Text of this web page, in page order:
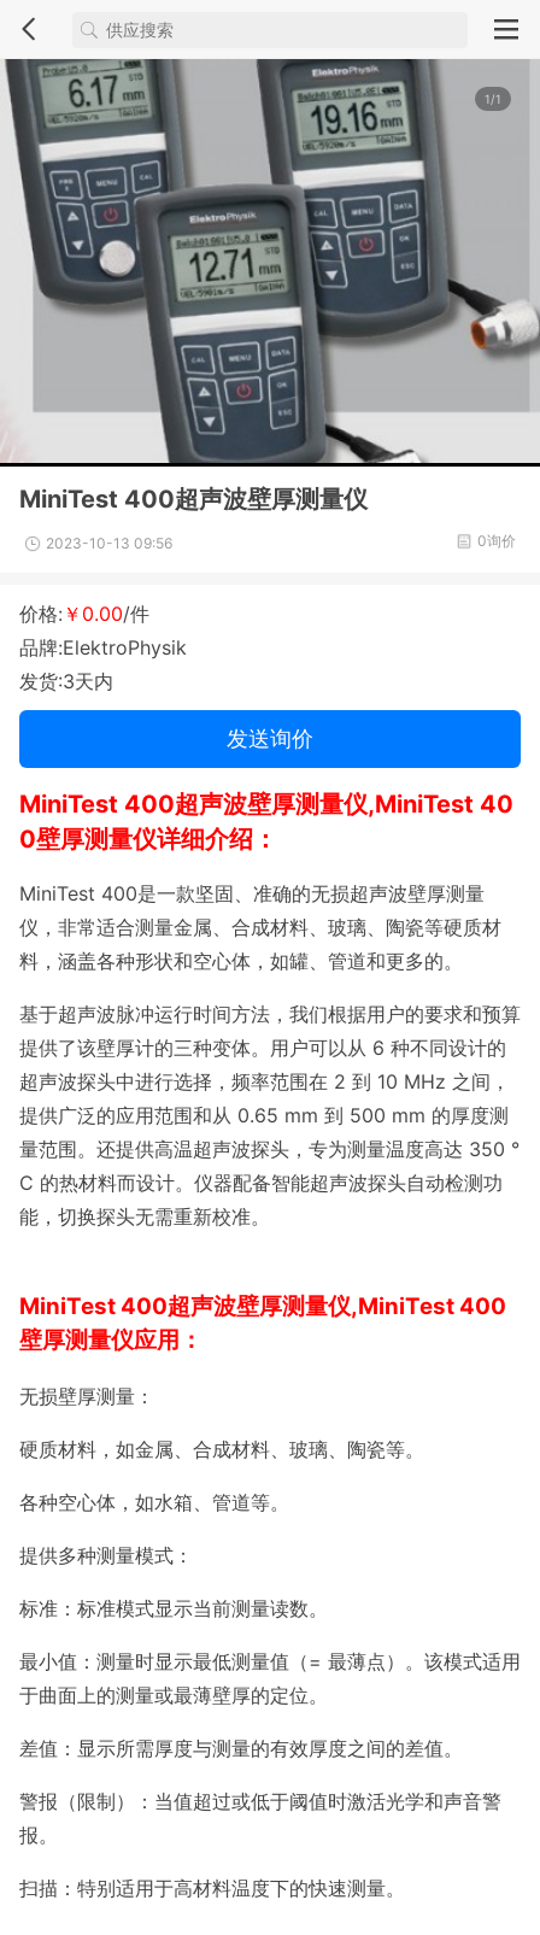
1/1
MiniTest 400超声波壁厚测量仪
2023-10-13 09:56 0询价
价格: ￥0.00/件
品牌:ElektroPhysik
发货:3天内
发送询价
MiniTest 400超声波壁厚测量仪,MiniTest 40
0壁厚测量仪详细介绍：
MiniTest 400是一款坚固、准确的无损超声波壁厚测量
仪，非常适合测量金属、合成材料、玻璃、陶瓷等硬质材
料，涵盖各种形状和空心体，如罐、管道和更多的。
基于超声波脉冲运行时间方法，我们根据用户的要求和预算
提供了该壁厚计的三种变体。用户可以从 6 种不同设计的
超声波探头中进行选择，频率范围在 2 到 10 MHz 之间，
提供广泛的应用范围和从 0.65 mm 到 500 mm 的厚度测
量范围。还提供高温超声波探头，专为测量温度高达 350 °
C 的热材料而设计。仪器配备智能超声波探头自动检测功
能，切换探头无需重新校准。
MiniTest 400超声波壁厚测量仪,MiniTest 400
壁厚测量仪应用：
无损壁厚测量：
硬质材料，如金属、合成材料、玻璃、陶瓷等。
各种空心体，如水箱、管道等。
提供多种测量模式：
标准：标准模式显示当前测量读数。
最小值：测量时显示最低测量值（= 最薄点）。该模式适用
于曲面上的测量或最薄壁厚的定位。
差值：显示所需厚度与测量的有效厚度之间的差值。
警报（限制）：当值超过或低于阈值时激活光学和声音警
报。
扫描：特别适用于高材料温度下的快速测量。